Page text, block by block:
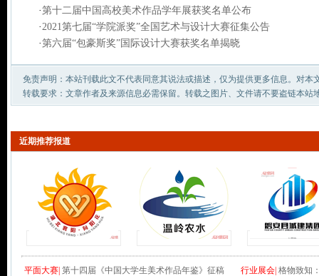
·第十二届中国高校美术作品学年展获奖名单公布
·2021第七届“学院派奖”全国艺术与设计大赛征集公告
·第六届“包豪斯奖”国际设计大赛获奖名单揭晓
免责声明：本站刊载此文不代表同意其说法或描述，仅为提供更多信息。对本
转载要求：文章作者及来源信息必需保留。转载之图片、文件请不要盗链本站
近期推荐报道
平面大赛| 第十四届《中国大学生美术作品年鉴》征稿 行业展会| 格物致知